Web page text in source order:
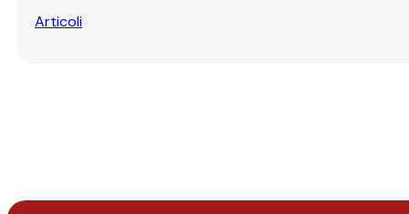
Articoli